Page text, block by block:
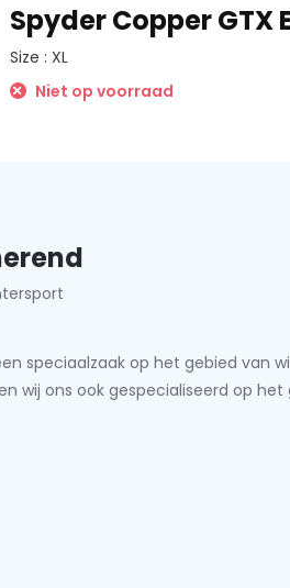
Spyder Copper GTX
Size : XL
Niet op voorraad
speciaalzaak op het gebied van
wij ons ook gespecialiseerd op